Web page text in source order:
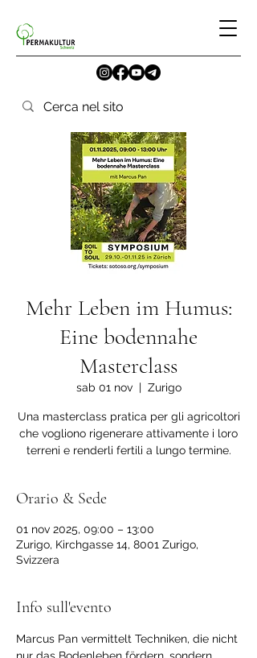
Mehr Leben im Humus:
Eine bodennahe
Masterclass
sab 01 nov
  |
Zurigo
Una masterclass pratica per gli agricoltori
che vogliono rigenerare attivamente i loro
terreni e renderli fertili a lungo termine.
Orario & Sede
01 nov 2025, 09:00 – 13:00
Zurigo, Kirchgasse 14, 8001 Zurigo,
Svizzera
Info sull'evento
Marcus Pan vermittelt Techniken, die nicht